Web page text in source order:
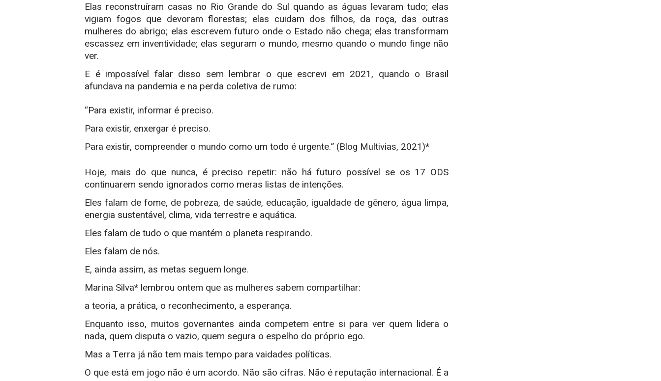
Elas reconstruíram casas no Rio Grande do Sul quando as águas levaram tudo; elas
vigiam fogos que devoram florestas; elas cuidam dos filhos, da roça, das outras
mulheres do abrigo; elas escrevem futuro onde o Estado não chega; elas transformam
escassez em inventividade; elas seguram o mundo, mesmo quando o mundo finge não
ver.
E é impossível falar disso sem lembrar o que escrevi em 2021, quando o Brasil
afundava na pandemia e na perda coletiva de rumo:
“Para existir, informar é preciso.
Para existir, enxergar é preciso.
Para existir, compreender o mundo como um todo é urgente.” (Blog Multivias, 2021)*
Hoje, mais do que nunca, é preciso repetir: não há futuro possível se os 17 ODS
continuarem sendo ignorados como meras listas de intenções.
Eles falam de fome, de pobreza, de saúde, educação, igualdade de gênero, água limpa,
energia sustentável, clima, vida terrestre e aquática.
Eles falam de tudo o que mantém o planeta respirando.
Eles falam de nós.
E, ainda assim, as metas seguem longe.
Marina Silva* lembrou ontem que as mulheres sabem compartilhar:
a teoria, a prática, o reconhecimento, a esperança.
Enquanto isso, muitos governantes ainda competem entre si para ver quem lidera o
nada, quem disputa o vazio, quem segura o espelho do próprio ego.
Mas a Terra já não tem mais tempo para vaidades políticas.
O que está em jogo não é um acordo. Não são cifras. Não é reputação internacional. É a